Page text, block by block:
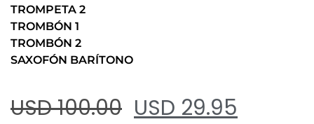
TROMPETA 2
TROMBÓN 1
TROMBÓN 2
SAXOFÓN BARÍTONO
USD 100.00 USD 29.95